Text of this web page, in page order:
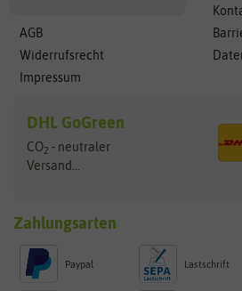
AGB
Widerrufsrecht
Impressum
DHL GoGreen
CO2 - neutraler
Versand...
Zahlungsarten
Paypal Lastschrift